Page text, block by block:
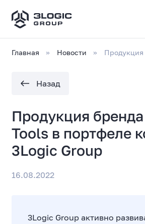
Главная Новости Продукция
Назад
Продукция
Tools в портфеле
3Logic Group
16.08.2022
3Logic Group активно